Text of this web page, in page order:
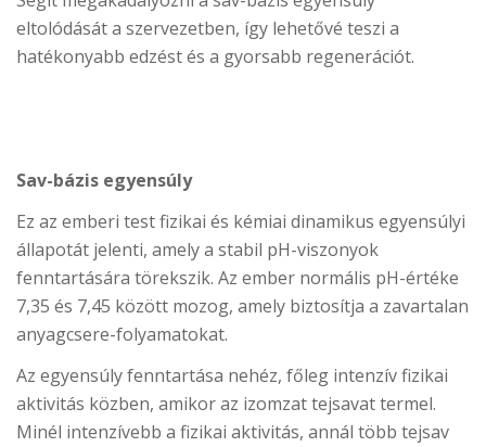
eltolódását a szervezetben, így lehetővé teszi a
hatékonyabb edzést és a gyorsabb regenerációt.
Sav-bázis egyensúly
Ez az emberi test fizikai és kémiai dinamikus egyensúlyi
állapotát jelenti, amely a stabil pH-viszonyok
fenntartására törekszik. Az ember normális pH-értéke
7,35 és 7,45 között mozog, amely biztosítja a zavartalan
anyagcsere-folyamatokat.
Az egyensúly fenntartása nehéz, főleg intenzív fizikai
aktivitás közben, amikor az izomzat tejsavat termel.
Minél intenzívebb a fizikai aktivitás, annál több tejsav